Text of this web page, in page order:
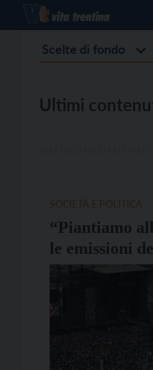
Scelte di fondo
Ultimi
“Piantiamo
le emissioni
approvata la
riprendeva